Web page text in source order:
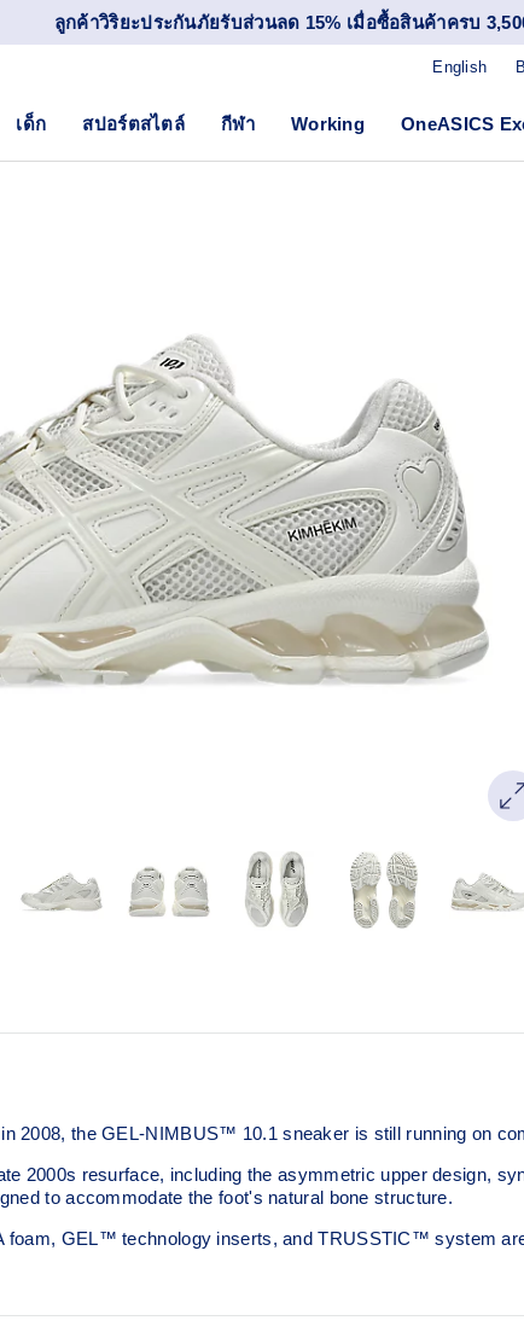
ลูกค้าวิริยะประกันภัยรับส่วนลด 15% เมื่อซื้อสินค้าครบ
English
เด็ก สปอร์ตสไตล์ กีฬา Working OneASICS
2008, the GEL-NIMBUS™ 10.1 sneaker is still running on
2000s resurface, including the asymmetric upper design,
to accommodate the foot's natural bone structure.​
foam, GEL™ technology inserts, and TRUSSTIC™ system